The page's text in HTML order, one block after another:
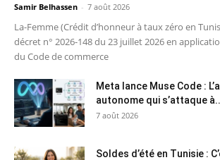
Samir Belhassen - 7 août 2026
La-Femme (Crédit d’honneur à taux zéro en
décret n° 2026-148 du 23 juillet 2026 en
du Code de commerce
Meta lance Muse Code :
autonome qui s’attaque
7 août 2026
Soldes d’été en Tunisie :